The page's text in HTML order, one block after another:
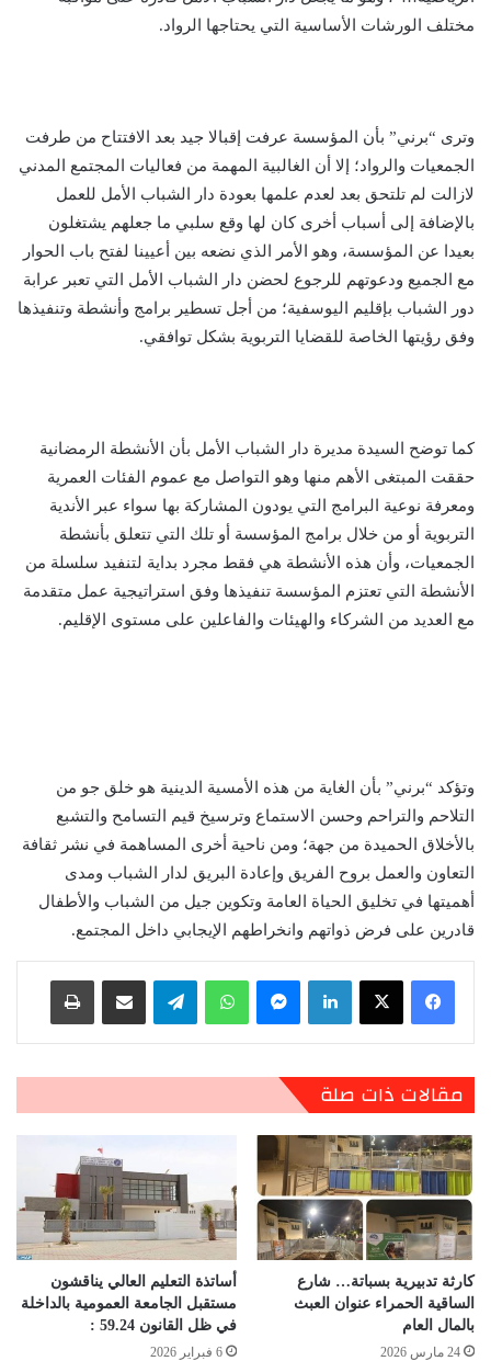
مختلف الورشات الأساسية التي يحتاجها الرواد.
وترى “برني” بأن المؤسسة عرفت إقبالا جيد بعد الافتتاح من طرفت
الجمعيات والرواد؛ إلا أن الغالبية المهمة من فعاليات المجتمع المدني
لازالت لم تلتحق بعد لعدم علمها بعودة دار الشباب الأمل للعمل
بالإضافة إلى أسباب أخرى كان لها وقع سلبي ما جعلهم يشتغلون
بعيدا عن المؤسسة، وهو الأمر الذي نضعه بين أعيينا لفتح باب الحوار
مع الجميع ودعوتهم للرجوع لحضن دار الشباب الأمل التي تعبر عرابة
دور الشباب بإقليم اليوسفية؛ من أجل تسطير برامج وأنشطة وتنفيذها
وفق رؤيتها الخاصة للقضايا التربوية بشكل توافقي.
كما توضح السيدة مديرة دار الشباب الأمل بأن الأنشطة الرمضانية
حققت المبتغى الأهم منها وهو التواصل مع عموم الفئات العمرية
ومعرفة نوعية البرامج التي يودون المشاركة بها سواء عبر الأندية
التربوية أو من خلال برامج المؤسسة أو تلك التي تتعلق بأنشطة
الجمعيات، وأن هذه الأنشطة هي فقط مجرد بداية لتنفيد سلسلة من
الأنشطة التي تعتزم المؤسسة تنفيذها وفق استراتيجية عمل متقدمة
مع العديد من الشركاء والهيئات والفاعلين على مستوى الإقليم.
وتؤكد “برني” بأن الغاية من هذه الأمسية الدينية هو خلق جو من
التلاحم والتراحم وحسن الاستماع وترسيخ قيم التسامح والتشبع
بالأخلاق الحميدة من جهة؛ ومن ناحية أخرى المساهمة في نشر ثقافة
التعاون والعمل بروح الفريق وإعادة البريق لدار الشباب ومدى
أهميتها في تخليق الحياة العامة وتكوين جيل من الشباب والأطفال
قادرين على فرض ذواتهم وانخراطهم الإيجابي داخل المجتمع.
لينكدإن ماسنجر واتساب تيلقرام مشاركة عبر البريد طباعة
مقالات ذات صلة
كارثة تدبيرية بسباتة… شارع
الساقية الحمراء عنوان العبث
بالمال العام
24 مارس 2026
أساتذة التعليم العالي يناقشون
مستقبل الجامعة العمومية بالداخلة
في ظل القانون 59.24 :
6 فبراير 2026